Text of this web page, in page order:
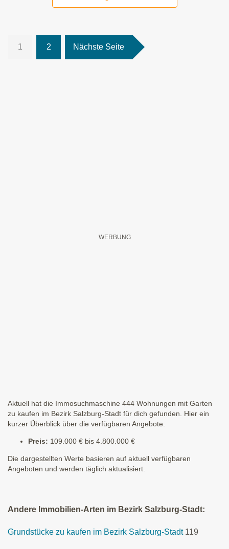
1 2 Nächste Seite
Aktuell hat die Immosuchmaschine 444 Wohnungen mit Garten
zu kaufen im Bezirk Salzburg-Stadt für dich gefunden. Hier ein
kurzer Überblick über die verfügbaren Angebote:
Preis: 109.000 € bis 4.800.000 €
Die dargestellten Werte basieren auf aktuell verfügbaren
Angeboten und werden täglich aktualisiert.
Andere Immobilien-Arten im Bezirk Salzburg-Stadt:
Grundstücke zu kaufen im Bezirk Salzburg-Stadt 119